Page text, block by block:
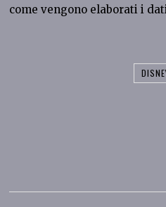
come vengono elaborati i